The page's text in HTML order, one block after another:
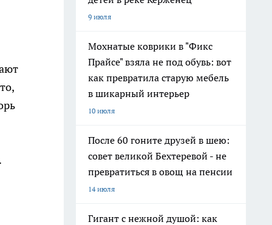
9 июля
Мохнатые коврики в "Фикс
Прайсе" взяла не под обувь: вот
как превратила старую мебель
в шикарный интерьер
10 июля
После 60 гоните друзей в шею:
совет великой Бехтеревой - не
превратиться в овощ на пенсии
14 июля
Гигант с нежной душой: как